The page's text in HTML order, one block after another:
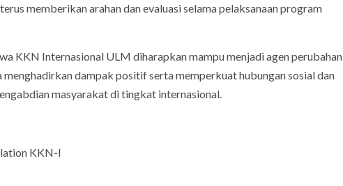
memberikan arahan dan evaluasi selama pelaksanaan program
KKN Internasional ULM diharapkan mampu menjadi agen perubahan
dampak positif serta memperkuat hubungan sosial dan
masyarakat di tingkat internasional.
KKN-I